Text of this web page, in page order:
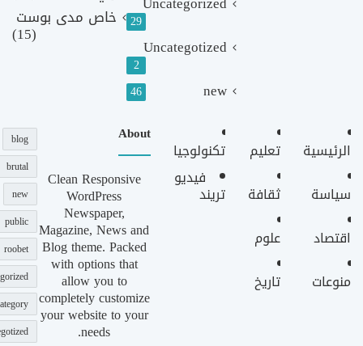
29
Uncategotized
2
new
46
خاص مدى بوست
(15)
الرئيسية
سياسة
اقتصاد
منوعات
تعليم
ثقافة
علوم
تاريخ
تكنولوجيا
فيديو
تريند
About
Clean Responsive
WordPress
Newspaper,
Magazine, News and
Blog theme. Packed
with options that
allow you to
completely customize
your website to your
needs.
blog
brutal
new
public
roobet